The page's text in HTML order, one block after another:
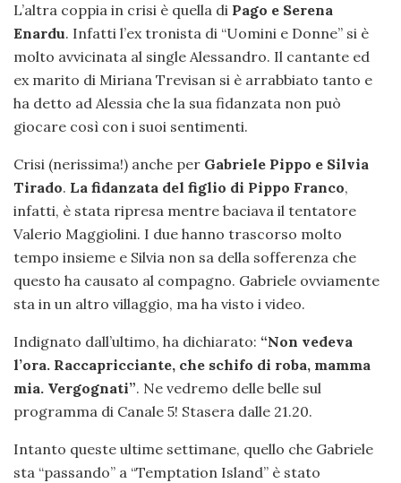
L’altra coppia in crisi è quella di Pago e Serena
Enardu. Infatti l’ex tronista di “Uomini e Donne” si è
molto avvicinata al single Alessandro. Il cantante ed
ex marito di Miriana Trevisan si è arrabbiato tanto e
ha detto ad Alessia che la sua fidanzata non può
giocare così con i suoi sentimenti.
Crisi (nerissima!) anche per Gabriele Pippo e Silvia
Tirado. La fidanzata del figlio di Pippo Franco,
infatti, è stata ripresa mentre baciava il tentatore
Valerio Maggiolini. I due hanno trascorso molto
tempo insieme e Silvia non sa della sofferenza che
questo ha causato al compagno. Gabriele ovviamente
sta in un altro villaggio, ma ha visto i video.
Indignato dall’ultimo, ha dichiarato: “Non vedeva
l’ora. Raccapricciante, che schifo di roba, mamma
mia. Vergognati”. Ne vedremo delle belle sul
programma di Canale 5! Stasera dalle 21.20.
Intanto queste ultime settimane, quello che Gabriele
sta “passando” a “Temptation Island” è stato